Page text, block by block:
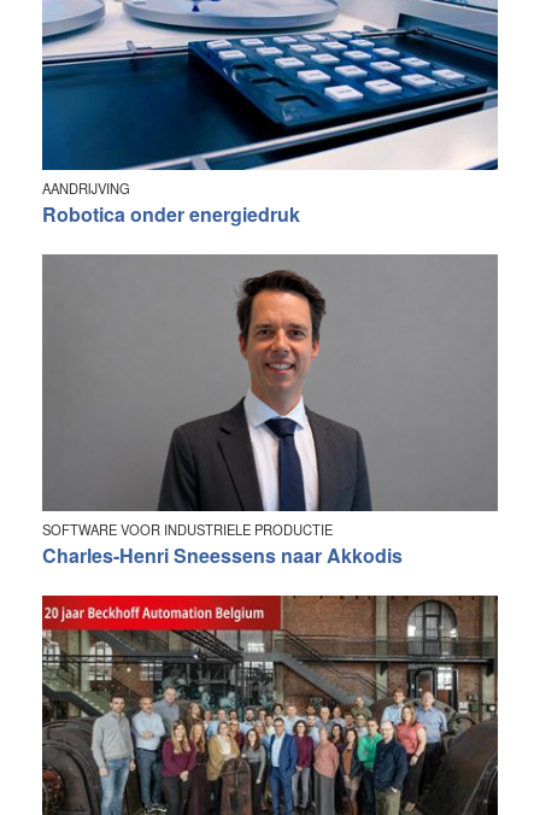
AANDRIJVING
Robotica onder energiedruk
SOFTWARE VOOR INDUSTRIELE PRODUCTIE
Charles-Henri Sneessens naar Akkodis